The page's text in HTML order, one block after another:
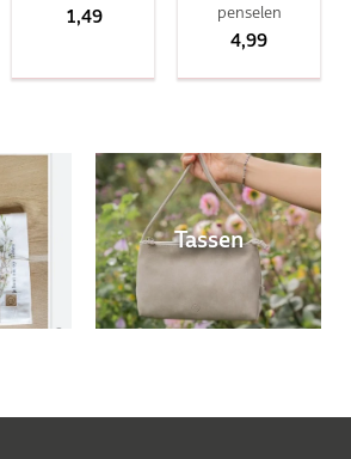
1,49
penselen
4,99
Tassen